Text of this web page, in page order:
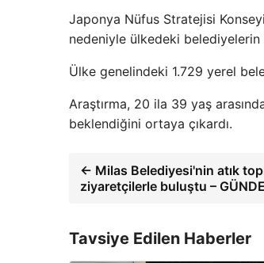
Japonya Nüfus Stratejisi
nedeniyle ülkedeki
Ülke genelindeki 1.729 yerel
Araştırma, 20 ila 39 yaş
beklendiğini ortaya çıkardı.
← Milas Belediyesi'nin atık
ziyaretçilerle buluştu –
Tavsiye Edilen Haberler